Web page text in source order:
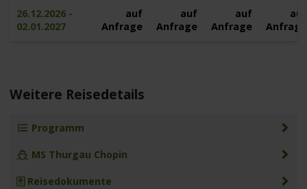
26.12.2026 -
02.01.2027
auf
Anfrage
auf
Anfrage
auf
Anfrage
auf
Anfrage
Weitere Reisedetails
Programm
MS Thurgau Chopin
Reisedokumente